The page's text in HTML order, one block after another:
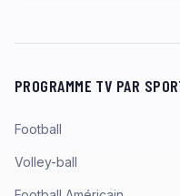
PROGRAMME TV PAR
Football
Volley-ball